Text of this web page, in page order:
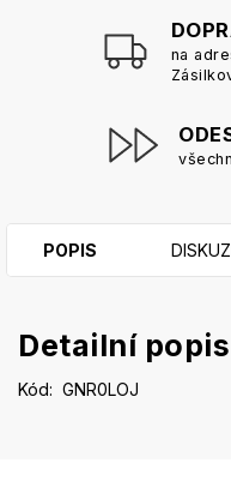
na
POPIS
Detailní
Kód: GNR0LOJ